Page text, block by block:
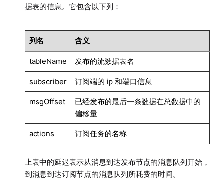
据表的信息。它包含以下列：
列名 含义
tableName 发布的流数据表名
subscriber 订阅端的 ip 和端口信息
msgOffset
已经发布的最后一条数据在总数据中的
偏移量
actions 订阅任务的名称
上表中的延迟表示从消息到达发布节点的消息队列开始，
到消息到达订阅节点的消息队列所耗费的时间。